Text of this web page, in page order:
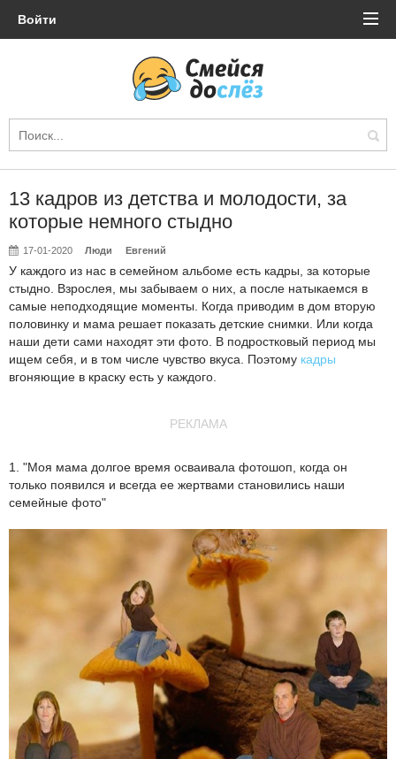
Войти
13 кадров из детства и молодости, за
которые немного стыдно
17-01-2020 Люди Евгений
У каждого из нас в семейном альбоме есть кадры, за которые
стыдно. Взрослея, мы забываем о них, а после натыкаемся в
самые неподходящие моменты. Когда приводим в дом вторую
половинку и мама решает показать детские снимки. Или когда
наши дети сами находят эти фото. В подростковый период мы
ищем себя, и в том числе чувство вкуса. Поэтому кадры
вгоняющие в краску есть у каждого.
РЕКЛАМА
1. "Моя мама долгое время осваивала фотошоп, когда он
только появился и всегда ее жертвами становились наши
семейные фото"